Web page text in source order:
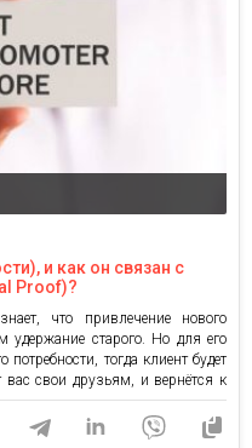
и как он связан с
Proof)?
что привлечение нового
удержание старого. Но для его
тогда клиент будет
вас свои друзьям, и вернётся к
регулярной оценки индекса
наличие эмоциональной